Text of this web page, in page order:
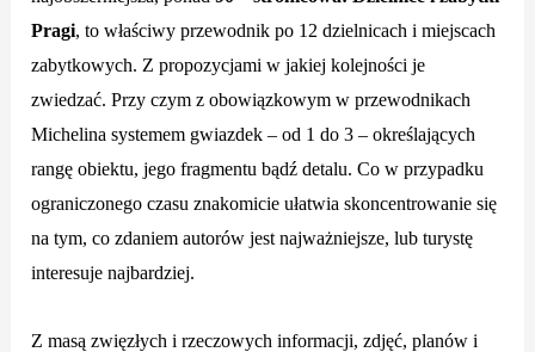
Pragi, to właściwy przewodnik po 12 dzielnicach i miejscach
zabytkowych. Z propozycjami w jakiej kolejności je
zwiedzać. Przy czym z obowiązkowym w przewodnikach
Michelina systemem gwiazdek – od 1 do 3 – określających
rangę obiektu, jego fragmentu bądź detalu.Co w przypadku
ograniczonego czasu znakomicie ułatwia skoncentrowanie się
na tym, co zdaniem autorów jest najważniejsze, lub turystę
interesuje najbardziej.
Z masą zwięzłych i rzeczowych informacji, zdjęć, planów i